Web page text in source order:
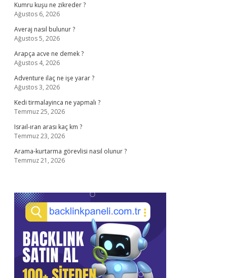
Kumru kuşu ne zikreder ?
Ağustos 6, 2026
Averaj nasıl bulunur ?
Ağustos 5, 2026
Arapça acve ne demek ?
Ağustos 4, 2026
Adventure ilaç ne işe yarar ?
Ağustos 3, 2026
Kedi tirmalayinca ne yapmalı ?
Temmuz 25, 2026
Israıl-ıran arası kaç km ?
Temmuz 23, 2026
Arama-kurtarma görevlisi nasıl olunur ?
Temmuz 21, 2026